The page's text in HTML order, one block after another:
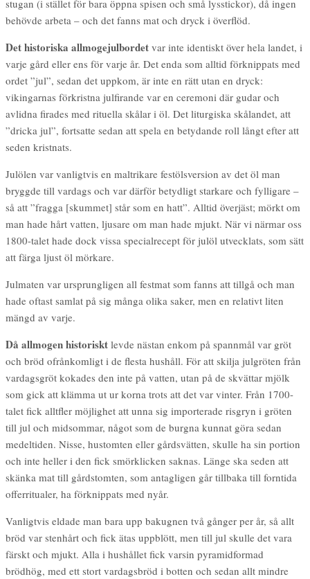
stugan (i stället för bara öppna spisen och små lysstickor), då ingen
behövde arbeta – och det fanns mat och dryck i överflöd.
Det historiska allmogejulbordet var inte identiskt över hela landet, i
varje gård eller ens för varje år. Det enda som alltid förknippats med
ordet ”jul”, sedan det uppkom, är inte en rätt utan en dryck:
vikingarnas förkristna julfirande var en ceremoni där gudar och
avlidna firades med rituella skålar i öl. Det liturgiska skålandet, att
”dricka jul”, fortsatte sedan att spela en betydande roll långt efter att
seden kristnats.
Julölen var vanligtvis en maltrikare festölsversion av det öl man
bryggde till vardags och var därför betydligt starkare och fylligare –
så att ”fragga [skummet] står som en hatt”. Alltid överjäst; mörkt om
man hade hårt vatten, ljusare om man hade mjukt. När vi närmar oss
1800-talet hade dock vissa specialrecept för julöl utvecklats, som sätt
att färga ljust öl mörkare.
Julmaten var ursprungligen all festmat som fanns att tillgå och man
hade oftast samlat på sig många olika saker, men en relativt liten
mängd av varje.
Då allmogen historiskt levde nästan enkom på spannmål var gröt
och bröd ofrånkomligt i de flesta hushåll. För att skilja julgröten från
vardagsgröt kokades den inte på vatten, utan på de skvättar mjölk
som gick att klämma ut ur korna trots att det var vinter. Från 1700-
talet fick alltfler möjlighet att unna sig importerade risgryn i gröten
till jul och midsommar, något som de burgna kunnat göra sedan
medeltiden. Nisse, hustomten eller gårdsvätten, skulle ha sin portion
och inte heller i den fick smörklicken saknas. Länge ska seden att
skänka mat till gårdstomten, som antagligen går tillbaka till forntida
offerritualer, ha förknippats med nyår.
Vanligtvis eldade man bara upp bakugnen två gånger per år, så allt
bröd var stenhårt och fick ätas uppblött, men till jul skulle det vara
färskt och mjukt. Alla i hushållet fick varsin pyramidformad
brödhög, med ett stort vardagsbröd i botten och sedan allt mindre